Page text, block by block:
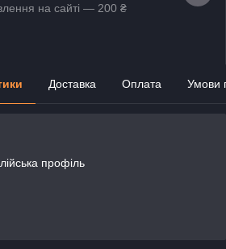
на сайті — 200 ₴
Доставка Оплата Умови
профіль